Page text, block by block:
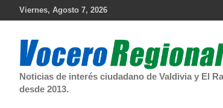
Viernes, Agosto 7, 2026
Noticias de interés ciudadano de Valdivia y El
desde 2013.